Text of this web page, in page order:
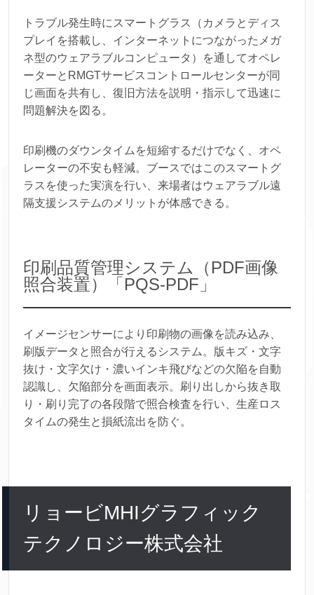
トラブル発生時にスマートグラス（カメラとディス
プレイを搭載し、インターネットにつながったメガ
ネ型のウェアラブルコンピュータ）を通してオペレ
ーターとRMGTサービスコントロールセンターが同
じ画面を共有し、復旧方法を説明・指示して迅速に
問題解決を図る。
印刷機のダウンタイムを短縮するだけでなく、オペ
レーターの不安も軽減。ブースではこのスマートグ
ラスを使った実演を行い、来場者はウェアラブル遠
隔支援システムのメリットが体感できる。
印刷品質管理システム（PDF画像
照合装置）「PQS-PDF」
イメージセンサーにより印刷物の画像を読み込み、
刷版データと照合が行えるシステム。版キズ・文字
抜け・文字欠け・濃いインキ飛びなどの欠陥を自動
認識し、欠陥部分を画面表示。刷り出しから抜き取
り・刷り完了の各段階で照合検査を行い、生産ロス
タイムの発生と損紙流出を防ぐ。
リョービMHIグラフィック
テクノロジー株式会社